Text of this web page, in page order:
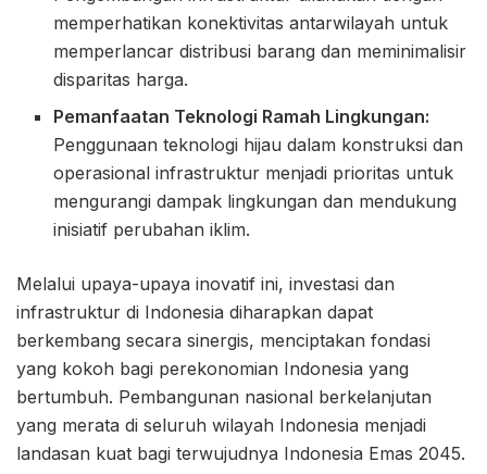
memperhatikan konektivitas antarwilayah untuk
memperlancar distribusi barang dan meminimalisir
disparitas harga.
Pemanfaatan Teknologi Ramah Lingkungan:
Penggunaan teknologi hijau dalam konstruksi dan
operasional infrastruktur menjadi prioritas untuk
mengurangi dampak lingkungan dan mendukung
inisiatif perubahan iklim.
Melalui upaya-upaya inovatif ini, investasi dan
infrastruktur di Indonesia diharapkan dapat
berkembang secara sinergis, menciptakan fondasi
yang kokoh bagi perekonomian Indonesia yang
bertumbuh. Pembangunan nasional berkelanjutan
yang merata di seluruh wilayah Indonesia menjadi
landasan kuat bagi terwujudnya Indonesia Emas 2045.